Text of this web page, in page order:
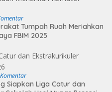
Tumpah Ruah Meriahkan
FBIM 2025
Siapkan Liga Catur dan